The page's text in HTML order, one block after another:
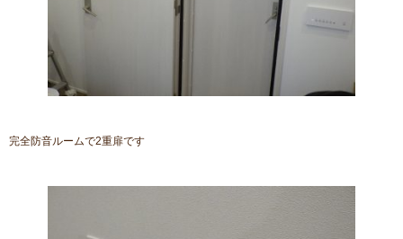
完全防音ルームで2重扉です